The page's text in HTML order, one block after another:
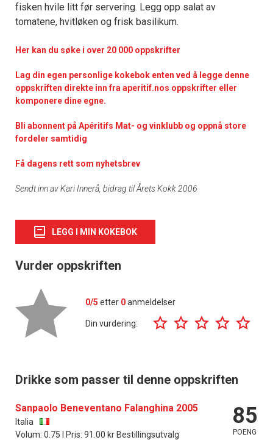
fisken hvile litt før servering. Legg opp salat av
tomatene, hvitløken og frisk basilikum.
Her kan du søke i over 20 000 oppskrifter
Lag din egen personlige kokebok enten ved å legge denne
oppskriften direkte inn fra aperitif.nos oppskrifter eller
komponere dine egne.
Bli abonnent på Apéritifs Mat- og vinklubb og oppnå store
fordeler samtidig
Få dagens rett som nyhetsbrev
Sendt inn av Kari Innerå, bidrag til Årets Kokk 2006
LEGG I MIN KOKEBOK
Vurder oppskriften
0/5 etter 0anmeldelser
Din vurdering:
Drikke som passer til denne oppskriften
Sanpaolo Beneventano Falanghina 2005
Italia
Volum: 0.75 l Pris: 91.00 kr Bestillingsutvalg
85
POENG